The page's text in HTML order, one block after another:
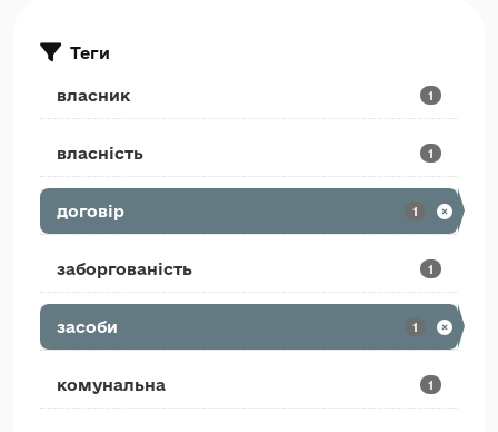
Теги
власник 1
власність 1
договір 1
заборгованість 1
засоби 1
комунальна 1